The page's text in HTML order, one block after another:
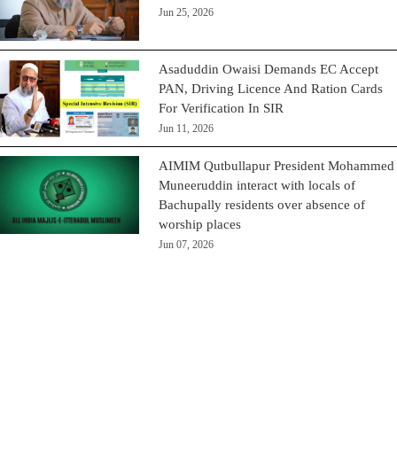
Jun 25, 2026
Asaduddin Owaisi Demands EC Accept
PAN, Driving Licence And Ration Cards
For Verification In SIR
Jun 11, 2026
AIMIM Qutbullapur President Mohammed
Muneeruddin interact with locals of
Bachupally residents over absence of
worship places
Jun 07, 2026